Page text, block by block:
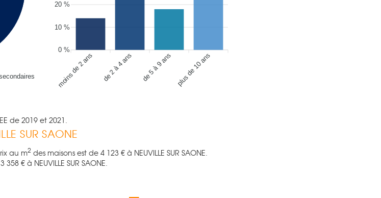
20 %
10 %
0 %
moins de 2 ans de 2 à 4 ans de 5 à 9 ans plus de 10 ans
de 2019 et 2021.
SUR SAONE
au m2 des maisons est de 4 123 € à NEUVILLE SUR SAONE.
3 358 € à NEUVILLE SUR SAONE.